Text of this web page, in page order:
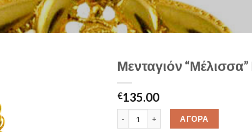
Μενταγιόν
€135.00
Μενταγιόν "Μέλισσα" Κ14 [21M0102]
ΑΓΟΡΑ